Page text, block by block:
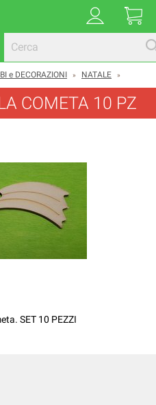
e DECORAZIONI » NATALE »
COMETA 10 PZ
SET 10 PEZZI